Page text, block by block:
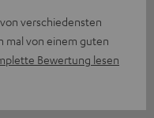
verschiedensten
mal von einem guten
Bewertung lesen